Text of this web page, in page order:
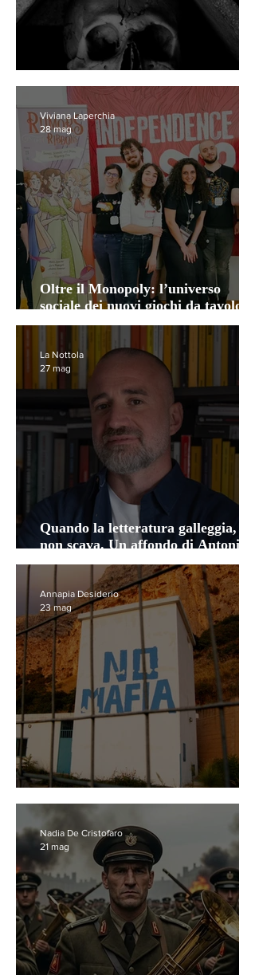
Anime Pezzentelle
Oltre il Monopoly: l’universo
sociale dei nuovi giochi da tavolo
italiani
Viviana Laperchia
28 mag
Quando la letteratura galleggia,
non scava. Un affondo di Antonio
Lanzetta
La Nottola
27 mag
Perché ricordare il 23 maggio
Annapia Desiderio
23 mag
Nadia De Cristofaro
21 mag